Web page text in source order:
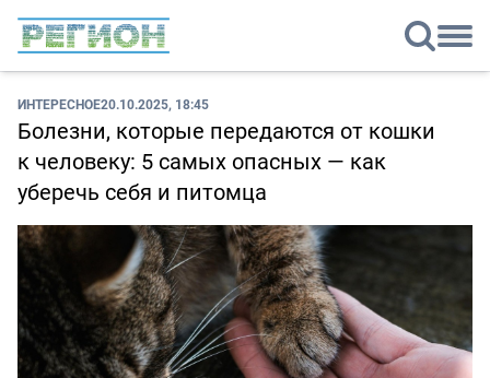
ИНТЕРЕСНОЕ20.10.2025, 18:45
Болезни, которые передаются от кошки
к человеку: 5 самых опасных — как
уберечь себя и питомца